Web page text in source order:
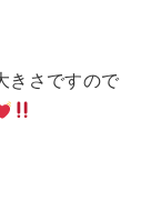
きさですので